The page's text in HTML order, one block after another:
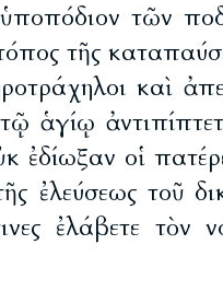
τῶν
τόπος τῆς
καὶ
ἁγίῳ
ἐδίωξαν οἱ
ἐλεύσεως τοῦ
ἐλάβετε τὸν